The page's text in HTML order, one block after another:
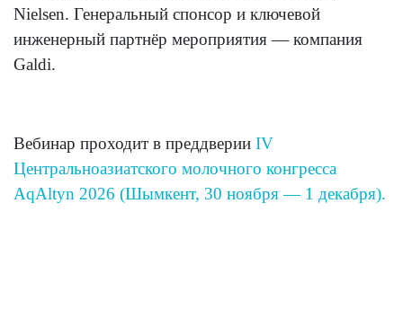
Nielsen. Генеральный спонсор и ключевой
инженерный партнёр мероприятия — компания
Galdi.
Вебинар проходит в преддверии IV
Центральноазиатского молочного конгресса
AqAltyn 2026 (Шымкент, 30 ноября — 1 декабря).